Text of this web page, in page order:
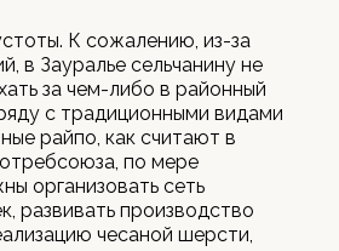
К сожалению, из-за
в Зауралье сельчанину не
за чем-либо в районный
с традиционными видами
райпо, как считают в
по мере
организовать сеть
развивать производство
чесаной шерсти,